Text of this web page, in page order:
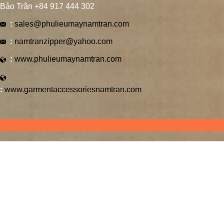
Bảo Trân +84 917 444 302
: sales@phulieumaynamtran.com
: namtranzipper@yahoo.com
: www.phulieumaynamtran.com
: www.garmentaccessoriesnamtran.com